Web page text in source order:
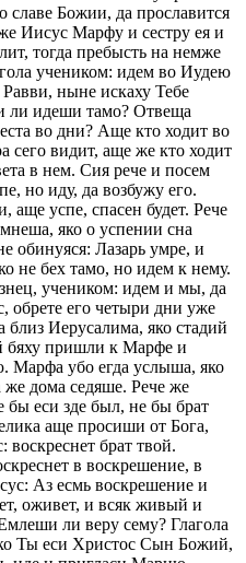
славе Божии, да прославится
Иисус Марфу и сестру ея и
тогда пребысть на немже
учеником: идем во Иудею
ныне искаху Тебе
ли идеши тамо? Отвеща
во дни? Аще кто ходит во
сего видит, аще же кто ходит
в нем. Сия рече и посем
но иду, да возбужу его.
успе, спасен будет. Рече
яко о успении сна
обинуяся: Лазарь умре, и
не бех тамо, но идем к нему.
учеником: идем и мы, да
его четыри дни уже
Иерусалима, яко стадий
бяху пришли к Марфе и
Марфа убо егда услыша, яко
же дома седяше. Рече же
еси зде был, не бы брат
аще просиши от Бога,
воскреснет брат твой.
в воскрешение, в
Аз есмь воскрешение и
оживет, и всяк живый и
ли веру сему? Глагола
Ты еси Христос Сын Божий,